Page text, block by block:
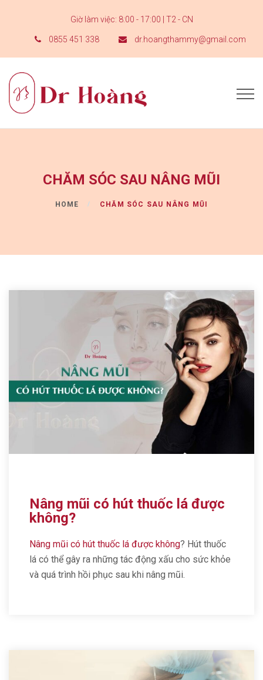
Giờ làm việc: 8:00 - 17:00 | T2 - CN
0855 451 338 dr.hoangthammy@gmail.com
CHĂM SÓC SAU NÂNG MŨI
HOME CHĂM SÓC SAU NÂNG MŨI
Nâng mũi có hút thuốc lá được
không?
Nâng mũi có hút thuốc lá được không? Hút thuốc
lá có thể gây ra những tác động xấu cho sức khỏe
và quá trình hồi phục sau khi nâng mũi.